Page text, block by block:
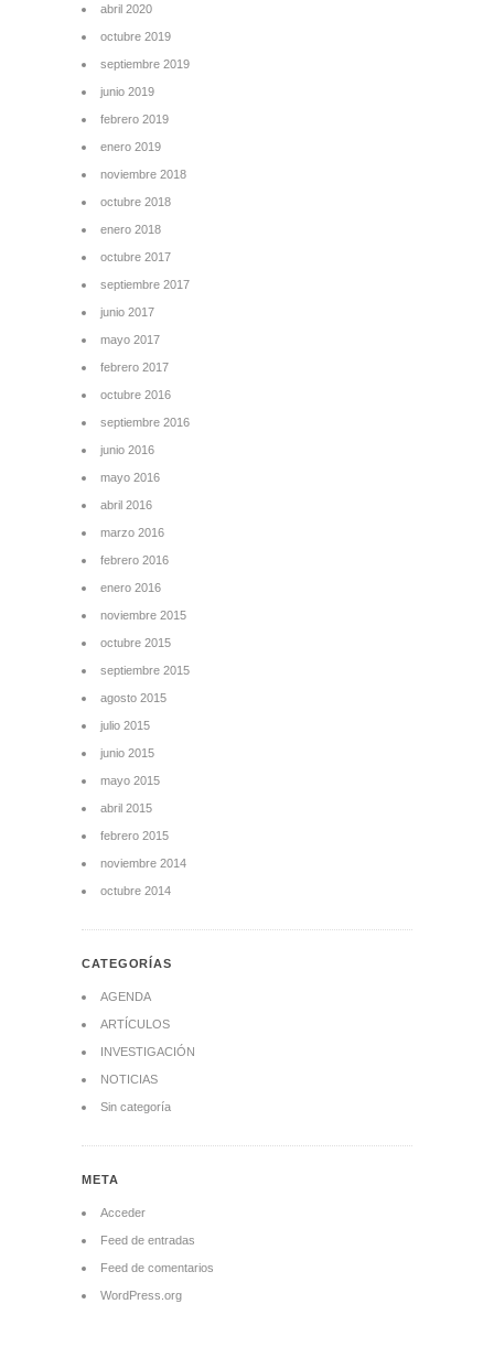
abril 2020
octubre 2019
septiembre 2019
junio 2019
febrero 2019
enero 2019
noviembre 2018
octubre 2018
enero 2018
octubre 2017
septiembre 2017
junio 2017
mayo 2017
febrero 2017
octubre 2016
septiembre 2016
junio 2016
mayo 2016
abril 2016
marzo 2016
febrero 2016
enero 2016
noviembre 2015
octubre 2015
septiembre 2015
agosto 2015
julio 2015
junio 2015
mayo 2015
abril 2015
febrero 2015
noviembre 2014
octubre 2014
CATEGORÍAS
AGENDA
ARTÍCULOS
INVESTIGACIÓN
NOTICIAS
Sin categoría
META
Acceder
Feed de entradas
Feed de comentarios
WordPress.org